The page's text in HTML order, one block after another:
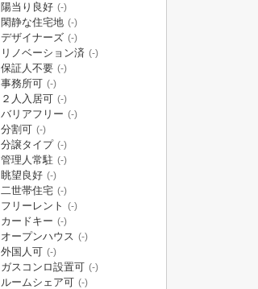
陽当り良好 (-)
閑静な住宅地 (-)
デザイナーズ (-)
リノベーション済 (-)
保証人不要 (-)
事務所可 (-)
２人入居可 (-)
バリアフリー (-)
分割可 (-)
分譲タイプ (-)
管理人常駐 (-)
眺望良好 (-)
二世帯住宅 (-)
フリーレント (-)
カードキー (-)
オープンハウス (-)
外国人可 (-)
ガスコンロ設置可 (-)
ルームシェア可 (-)